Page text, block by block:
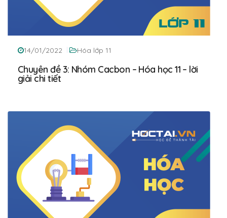
14/01/2022 Hóa lớp 11
Chuyên đề 3: Nhóm Cacbon – Hóa học 11 – lời
giải chi tiết